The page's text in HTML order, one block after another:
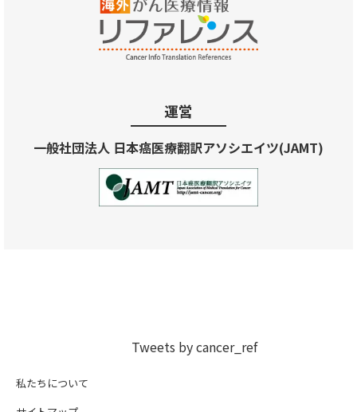
運営
一般社団法人 日本癌医療翻訳アソシエイツ(JAMT)
Tweets by cancer_ref
私たちについて